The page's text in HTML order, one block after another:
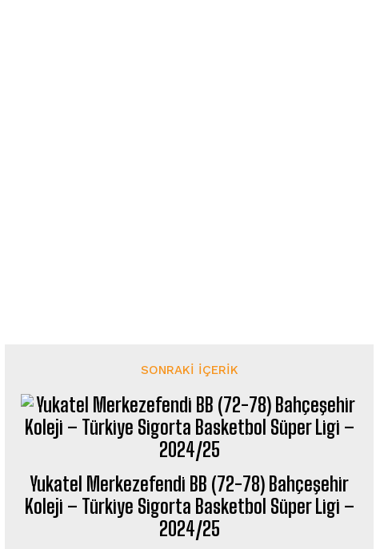
SONRAKI İÇERIK
Yukatel Merkezefendi BB (72-78) Bahçeşehir
Koleji – Türkiye Sigorta Basketbol Süper Ligi –
2024/25